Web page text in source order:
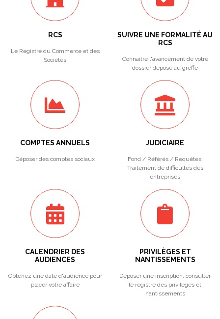
RCS
Le Registre du Commerce et des
Sociétés
SUIVRE UNE FORMALITÉ AU
RCS
Connaître l'avancement de votre
dossier déposé au greffe
COMPTES ANNUELS
Déposer des comptes sociaux
JUDICIAIRE
Fond / Référés / Requêtes.
Traitement de difficultés des
entreprises
CALENDRIER DES
AUDIENCES
Obtenez une date d'audience pour
placer votre affaire
PRIVILÈGES ET
NANTISSEMENTS
Déposer une inscription, consulter
le registre des privilèges et
nantissements